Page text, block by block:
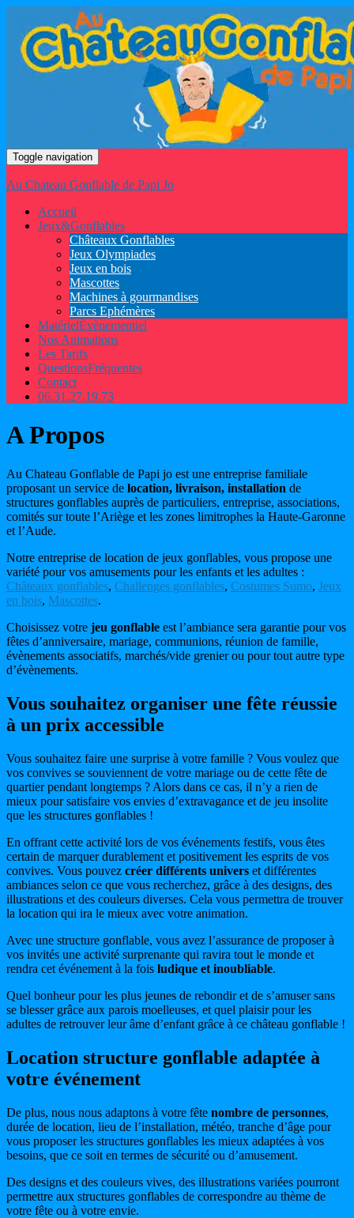
Toggle navigation
Au Chateau Gonflable de Papi Jo
Accueil
Jeux&Gonflables
Châteaux Gonflables
Jeux Olympiades
Jeux en bois
Mascottes
Machines à gourmandises
Parcs Ephémères
MatérielÉvènementiel
Nos Animations
Les Tarifs
QuestionsFréquentes
Contact
06.31.27.19.73
A Propos
Au Chateau Gonflable de Papi jo est une entreprise familiale
proposant un service de location, livraison, installation de
structures gonflables auprès de particuliers, entreprise, associations,
comités sur toute l’Ariège et les zones limitrophes la Haute-Garonne
et l’Aude.
Notre entreprise de location de jeux gonflables, vous propose une
variété pour vos amusements pour les enfants et les adultes :
Châteaux gonflables, Challenges gonflables, Costumes Sumo, Jeux
en bois, Mascottes.
Choisissez votre jeu gonflable est l’ambiance sera garantie pour vos
fêtes d’anniversaire, mariage, communions, réunion de famille,
évènements associatifs, marchés/vide grenier ou pour tout autre type
d’évènements.
Vous souhaitez organiser une fête réussie
à un prix accessible
Vous souhaitez faire une surprise à votre famille ? Vous voulez que
vos convives se souviennent de votre mariage ou de cette fête de
quartier pendant longtemps ? Alors dans ce cas, il n’y a rien de
mieux pour satisfaire vos envies d’extravagance et de jeu insolite
que les structures gonflables !
En offrant cette activité lors de vos événements festifs, vous êtes
certain de marquer durablement et positivement les esprits de vos
convives. Vous pouvez créer différents univers et différentes
ambiances selon ce que vous recherchez, grâce à des designs, des
illustrations et des couleurs diverses. Cela vous permettra de trouver
la location qui ira le mieux avec votre animation.
Avec une structure gonflable, vous avez l’assurance de proposer à
vos invités une activité surprenante qui ravira tout le monde et
rendra cet événement à la fois ludique et inoubliable.
Quel bonheur pour les plus jeunes de rebondir et de s’amuser sans
se blesser grâce aux parois moelleuses, et quel plaisir pour les
adultes de retrouver leur âme d’enfant grâce à ce château gonflable !
Location structure gonflable adaptée à
votre événement
De plus, nous nous adaptons à votre fête nombre de personnes,
durée de location, lieu de l’installation, météo, tranche d’âge pour
vous proposer les structures gonflables les mieux adaptées à vos
besoins, que ce soit en termes de sécurité ou d’amusement.
Des designs et des couleurs vives, des illustrations variées pourront
permettre aux structures gonflables de correspondre au thème de
votre fête ou à votre envie.